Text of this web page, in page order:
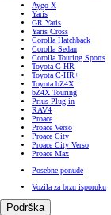
Aygo X
Yaris
GR Yaris
Yaris Cross
Corolla Hatchback
Corolla Sedan
Corolla Touring Sports
Toyota C-HR
Toyota C-HR+
Toyota bZ4X
bZ4X Touring
Prius Plug-in
RAV4
Proace
Proace Verso
Proace City
Proace City Verso
Proace Max
Posebne ponude
Vozila za brzu isporuku
Podrška